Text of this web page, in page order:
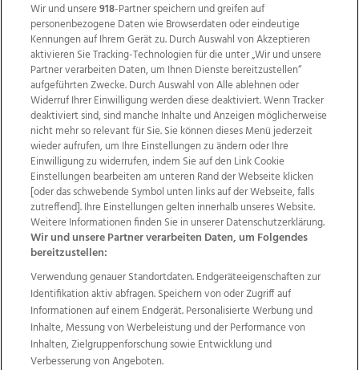
Wir über uns Mediadaten Kontakt
Jobs
Datenschutz
Impressum
AGB Anzeigekunden
AGB Website
Ehrenkodex Politische Werbung
Weitere Angebote des Medienhauses Wimmer
TV1 di-mog-i.at OÖNow
Ischler Woche
Life Radio
OÖNachrichten
OÖN Immobilien
OÖN Karriere
OÖN Reise
Promenaden Galerien
Regionaljobs
wasistlos.at
Wir und unsere918-Partner speichern und greifen auf
personenbezogene Daten wie Browserdaten oder eindeutige
Kennungen auf Ihrem Gerät zu. Durch Auswahl von Akzeptieren
aktivieren Sie Tracking-Technologien für die unter „Wir und unsere
Partner verarbeiten Daten, um Ihnen Dienste bereitzustellen“
aufgeführten Zwecke. Durch Auswahl von Alle ablehnen oder
Widerruf Ihrer Einwilligung werden diese deaktiviert. Wenn Tracker
deaktiviert sind, sind manche Inhalte und Anzeigen möglicherweise
nicht mehr so relevant für Sie. Sie können dieses Menü jederzeit
wieder aufrufen, um Ihre Einstellungen zu ändern oder Ihre
Einwilligung zu widerrufen, indem Sie auf den Link Cookie
Einstellungen bearbeiten am unteren Rand der Webseite klicken
[oder das schwebende Symbol unten links auf der Webseite, falls
zutreffend]. Ihre Einstellungen gelten innerhalb unseres Website.
Weitere Informationen finden Sie in unserer Datenschutzerklärung.
Wir und unsere Partner verarbeiten Daten, um Folgendes
bereitzustellen:
Verwendung genauer Standortdaten. Endgeräteeigenschaften zur
Identifikation aktiv abfragen. Speichern von oder Zugriff auf
Informationen auf einem Endgerät. Personalisierte Werbung und
Inhalte, Messung von Werbeleistung und der Performance von
Inhalten, Zielgruppenforschung sowie Entwicklung und
Verbesserung von Angeboten.